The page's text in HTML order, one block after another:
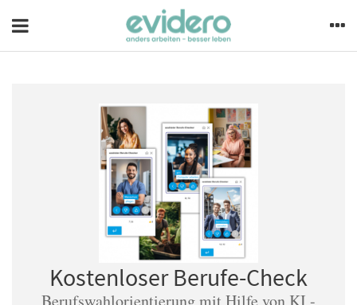
Kostenloser Berufe-Check
Berufswahlorientierung mit Hilfe von KI -